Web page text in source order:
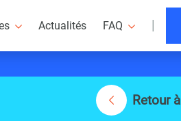
Actualités FAQ |
Retour